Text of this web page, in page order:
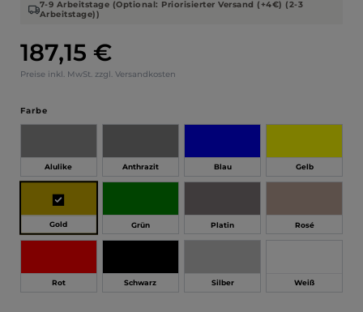
Regulärer Preis:
187,15 €
Preise inkl. MwSt. zzgl. Versandkosten
7-9 Arbeitstage (Optional: Priorisierter Versand (+4€) (2-3
Arbeitstage))
Farbeauswählen
Alulike Anthrazit Blau Gelb
Gold Grün Platin Rosé
Rot Schwarz Silber Weiß